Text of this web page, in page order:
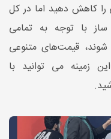
را کاهش دهید اما در کل
با توجه به تمامی
شوند، قیمت‌های متنوعی
زمینه می توانید با